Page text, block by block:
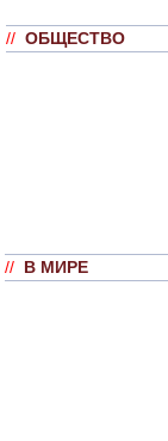
// ОБЩЕСТВО
// В МИРЕ